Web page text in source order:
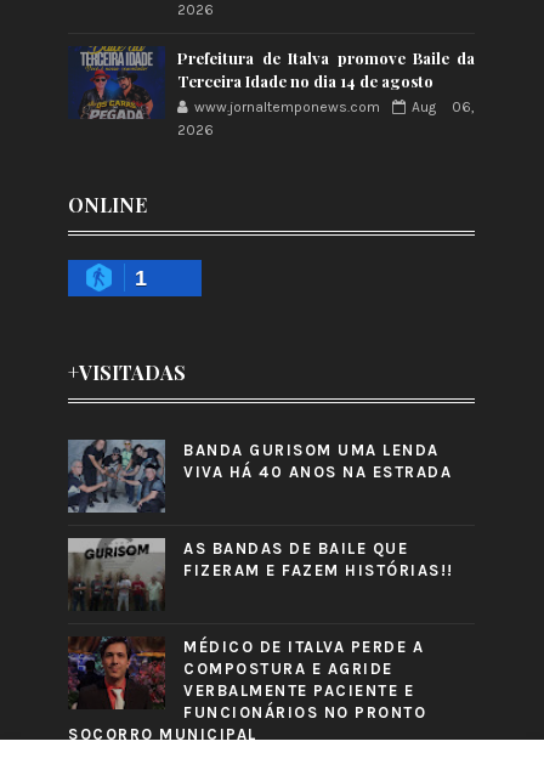
2026
Prefeitura de Italva promove Baile da
Terceira Idade no dia 14 de agosto
www.jornaltemponews.com
Aug 06,
2026
ONLINE
1
+VISITADAS
BANDA GURISOM UMA LENDA
VIVA HÁ 40 ANOS NA ESTRADA
AS BANDAS DE BAILE QUE
FIZERAM E FAZEM HISTÓRIAS!!
MÉDICO DE ITALVA PERDE A
COMPOSTURA E AGRIDE
VERBALMENTE PACIENTE E
FUNCIONÁRIOS NO PRONTO
SOCORRO MUNICIPAL